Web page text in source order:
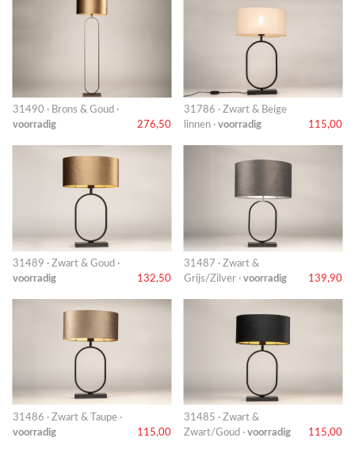
31490 · Brons & Goud ·
voorradig
276,50
31786 · Zwart & Beige
linnen · voorradig 115,00
31489 · Zwart & Goud ·
voorradig
132,50
31487 · Zwart &
Grijs/Zilver · voorradig 139,90
31486 · Zwart & Taupe ·
voorradig
115,00
31485 · Zwart &
Zwart/Goud · voorradig 115,00